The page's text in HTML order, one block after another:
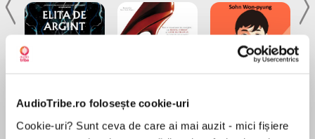
AudioTribe.ro folosește cookie-uri
Cookie-uri? Sunt ceva de care ai mai auzit - mici fișiere
de...
Dani Francis
la...
Lauren Weisberger